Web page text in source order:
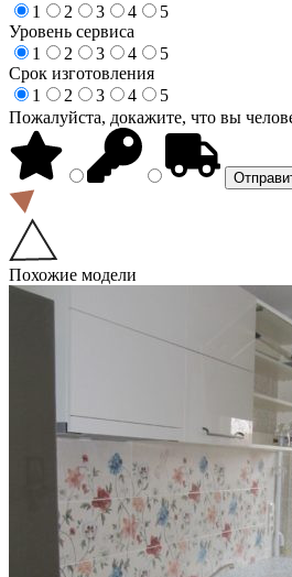
1
2 3 4
5
Уровень сервиса
1
2 3 4
5
Срок изготовления
1
2 3 4
5
Пожалуйста, докажите, что вы
Похожие модели